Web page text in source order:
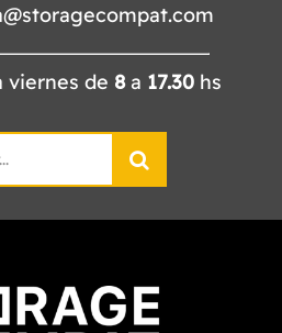
viernes de 8a 17.30hs